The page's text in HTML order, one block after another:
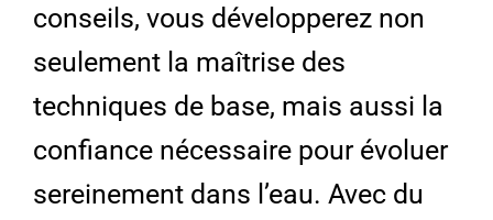
conseils, vous développerez non
seulement la maîtrise des
techniques de base, mais aussi la
confiance nécessaire pour évoluer
sereinement dans l’eau. Avec du